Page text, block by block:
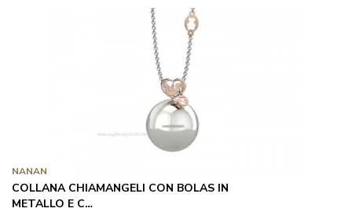
NANAN
COLLANA CHIAMANGELI CON BOLAS IN
METALLO E C…